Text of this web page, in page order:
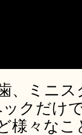
、ミニ
クだけ
様々な